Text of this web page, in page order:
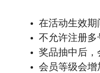
在活动生效期
不允许注册多
奖品抽中后，
会员等级会增